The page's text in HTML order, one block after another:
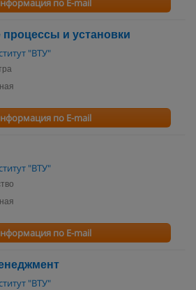
по E-mail
и установки
"ВТУ"
по E-mail
"ВТУ"
по E-mail
"ВТУ"